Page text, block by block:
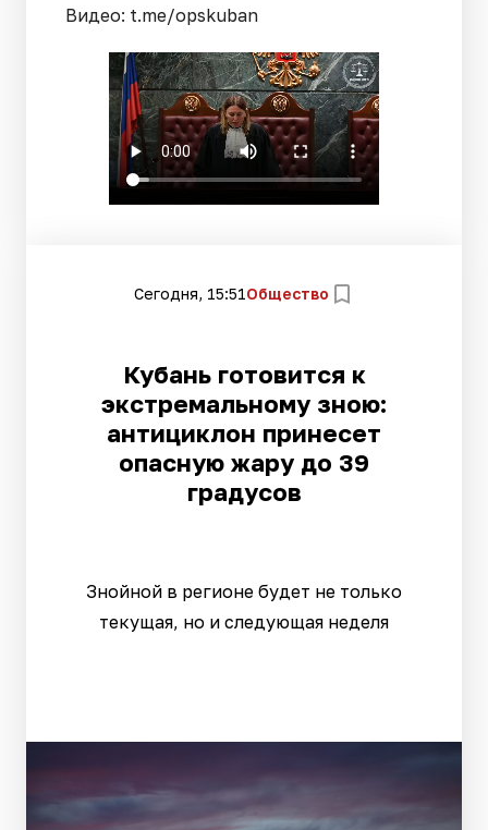
Видео: t.me/opskuban
Сегодня, 15:51Общество
Кубань готовится к
экстремальному зною:
антициклон принесет
опасную жару до 39
градусов
Знойной в регионе будет не только
текущая, но и следующая неделя